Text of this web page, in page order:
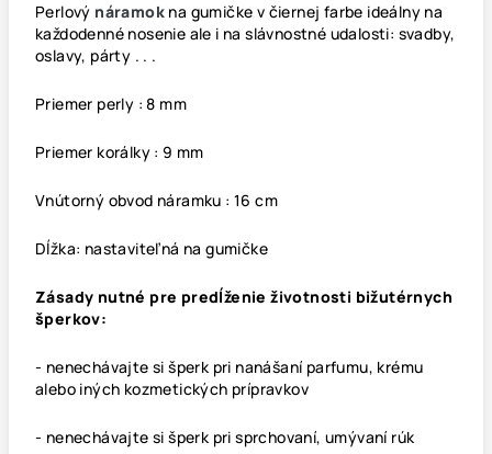
Perlový náramok na gumičke v čiernej farbe ideálny na
každodenné nosenie ale i na slávnostné udalosti: svadby,
oslavy, párty . . .
Priemer perly : 8 mm
Priemer korálky : 9 mm
Vnútorný obvod náramku : 16 cm
Dĺžka: nastaviteľná na gumičke
Zásady nutné pre predĺženie životnosti bižutérnych
šperkov:
- nenechávajte si šperk pri nanášaní parfumu, krému
alebo iných kozmetických prípravkov
- nenechávajte si šperk pri sprchovaní, umývaní rúk